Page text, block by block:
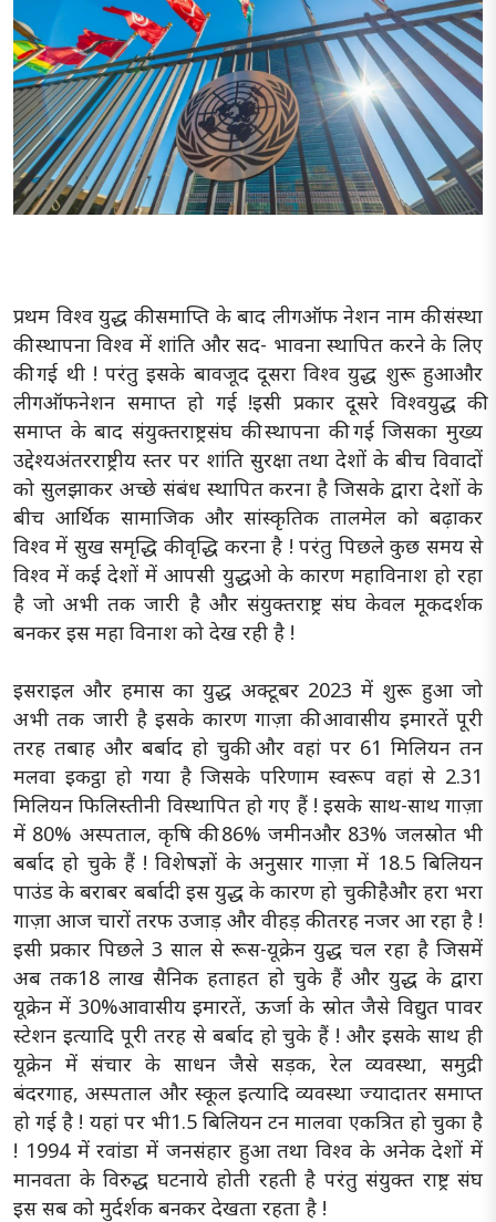
प्रथम विश्व युद्ध की समाप्ति के बाद लीगऑफ नेशन नाम की संस्था
की स्थापना विश्व में शांति और सद- भावना स्थापित करने के लिए
की गई थी ! परंतु इसके बावजूद दूसरा विश्व युद्ध शुरू हुआऔर
लीगऑफनेशन समाप्त हो गई !इसी प्रकार दूसरे विश्वयुद्ध की
समाप्त के बाद संयुक्तराष्ट्रसंघ की स्थापना की गई जिसका मुख्य
उद्देश्यअंतरराष्ट्रीय स्तर पर शांति सुरक्षा तथा देशों के बीच विवादों
को सुलझाकर अच्छे संबंध स्थापित करना है जिसके द्वारा देशों के
बीच आर्थिक सामाजिक और सांस्कृतिक तालमेल को बढ़ाकर
विश्व में सुख समृद्धि की वृद्धि करना है ! परंतु पिछले कुछ समय से
विश्व में कई देशों में आपसी युद्धओ के कारण महाविनाश हो रहा
है जो अभी तक जारी है और संयुक्तराष्ट्र संघ केवल मूकदर्शक
बनकर इस महा विनाश को देख रही है !
इसराइल और हमास का युद्ध अक्टूबर 2023 में शुरू हुआ जो
अभी तक जारी है इसके कारण गाज़ा की आवासीय इमारतें पूरी
तरह तबाह और बर्बाद हो चुकी और वहां पर 61 मिलियन तन
मलवा इकट्ठा हो गया है जिसके परिणाम स्वरूप वहां से 2.31
मिलियन फिलिस्तीनी विस्थापित हो गए हैं ! इसके साथ-साथ गाज़ा
में 80% अस्पताल, कृषि की 86% जमीनऔर 83% जलस्रोत भी
बर्बाद हो चुके हैं ! विशेषज्ञों के अनुसार गाज़ा में 18.5 बिलियन
पाउंड के बराबर बर्बादी इस युद्ध के कारण हो चुकी हैऔर हरा भरा
गाज़ा आज चारों तरफ उजाड़ और वीहड़ की तरह नजर आ रहा है !
इसी प्रकार पिछले 3 साल से रूस-यूक्रेन युद्ध चल रहा है जिसमें
अब तक18 लाख सैनिक हताहत हो चुके हैं और युद्ध के द्वारा
यूक्रेन में 30%आवासीय इमारतें, ऊर्जा के स्रोत जैसे विद्युत पावर
स्टेशन इत्यादि पूरी तरह से बर्बाद हो चुके हैं ! और इसके साथ ही
यूक्रेन में संचार के साधन जैसे सड़क, रेल व्यवस्था, समुद्री
बंदरगाह, अस्पताल और स्कूल इत्यादि व्यवस्था ज्यादातर समाप्त
हो गई है ! यहां पर भी1.5 बिलियन टन मालवा एकत्रित हो चुका है
! 1994 में रवांडा में जनसंहार हुआ तथा विश्व के अनेक देशों में
मानवता के विरुद्ध घटनाये होती रहती है परंतु संयुक्त राष्ट्र संघ
इस सब को मुर्दर्शक बनकर देखता रहता है !